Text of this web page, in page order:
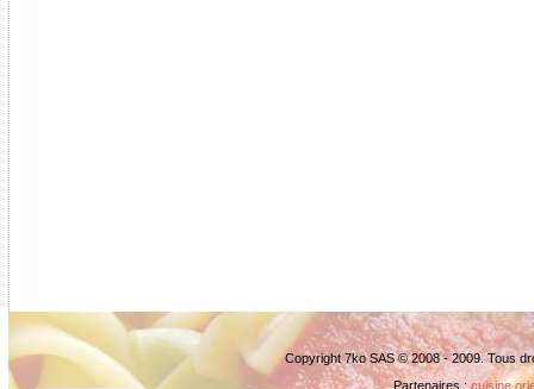
Copyright 7ko SAS © 2008 - 2009. Tous
Partenaires :cuisine